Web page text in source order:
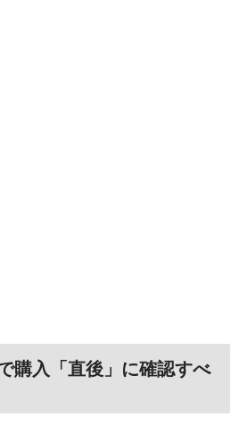
購入「直後」に確認すべ